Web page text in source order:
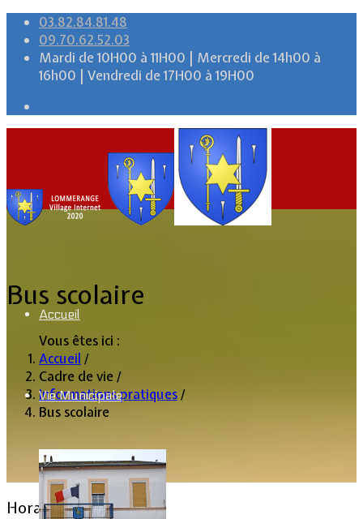
03.82.84.81.48
09.70.62.52.03
Mardi de 10H00 à 11H00 | Mercredi de 14h00 à
16h00 | Vendredi de 17H00 à 19H00
Accueil
Vie Municipale
Bus scolaire
Vous êtes ici :
Accueil /
Cadre de vie /
Informations pratiques/
Bus scolaire
Horaires bus scolaire